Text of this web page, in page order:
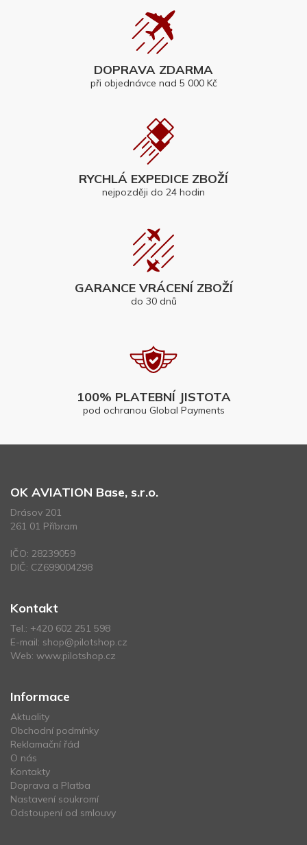
DOPRAVA ZDARMA
při objednávce nad 5 000 Kč
RYCHLÁ EXPEDICE ZBOŽÍ
nejpozději do 24 hodin
GARANCE VRÁCENÍ ZBOŽÍ
do 30 dnů
100% PLATEBNÍ JISTOTA
pod ochranou Global Payments
OK AVIATION Base, s.r.o.
Drásov 201
261 01 Příbram
IČO: 28239059
DIČ: CZ699004298
Kontakt
Tel.: +420 602 251 598
E-mail: shop@pilotshop.cz
Web: www.pilotshop.cz
Informace
Aktuality
Obchodní podmínky
Reklamační řád
O nás
Kontakty
Doprava a Platba
Nastavení soukromí
Odstoupení od smlouvy